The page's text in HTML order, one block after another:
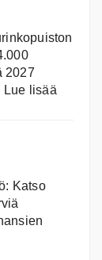
2027
Lue lisää:
Katso